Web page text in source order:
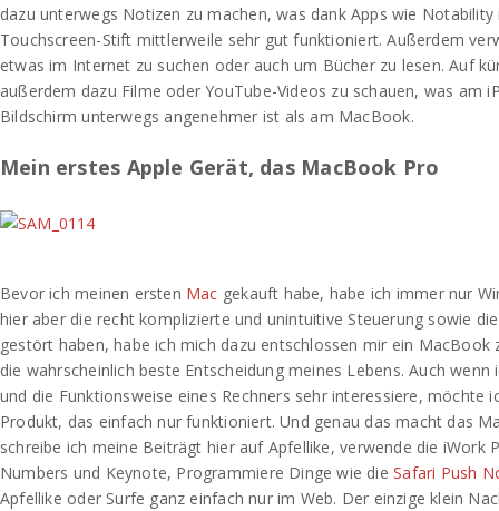
dazu unterwegs Notizen zu machen, was dank Apps wie
Touchscreen-Stift mittlerweile sehr gut funktioniert. Außerdem
etwas im Internet zu suchen oder auch um Bücher zu lesen. Auf
außerdem dazu Filme oder YouTube-Videos zu schauen, was am
Bildschirm unterwegs angenehmer ist als am MacBook.
Mein erstes Apple Gerät, das MacBook Pro
Bevor ich meinen ersten Mac gekauft habe, habe ich immer nur
hier aber die recht komplizierte und unintuitive Steuerung sowie
gestört haben, habe ich mich dazu entschlossen mir ein MacBook
die wahrscheinlich beste Entscheidung meines Lebens. Auch
und die Funktionsweise eines Rechners sehr interessiere, möchte
Produkt, das einfach nur funktioniert. Und genau das macht das
schreibe ich meine Beiträgt hier auf Apfellike, verwende die iWork
Numbers und Keynote, Programmiere Dinge wie dieSafari Push
Apfellike oder Surfe ganz einfach nur im Web. Der einzige klein